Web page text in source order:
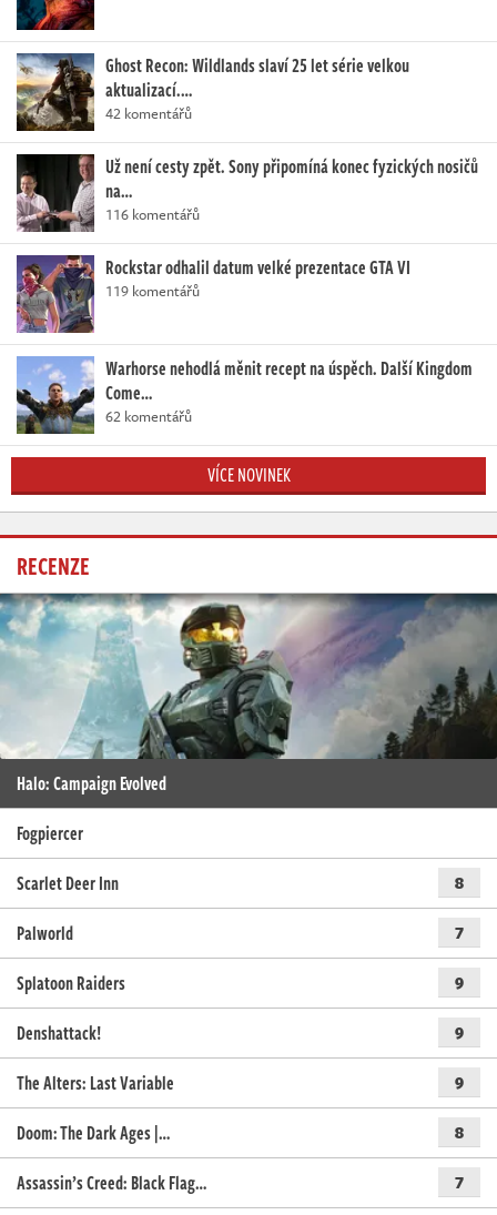
Ghost Recon: Wildlands slaví 25 let série velkou
aktualizací.…
42 komentářů
Už není cesty zpět. Sony připomíná konec fyzických nosičů
na…
116 komentářů
Rockstar odhalil datum velké prezentace GTA VI
119 komentářů
Warhorse nehodlá měnit recept na úspěch. Další Kingdom
Come…
62 komentářů
VÍCE NOVINEK
RECENZE
Halo: Campaign Evolved
Fogpiercer
Scarlet Deer Inn
8
Palworld 7
Splatoon Raiders 9
Denshattack! 9
The Alters: Last Variable 9
Doom: The Dark Ages |… 8
Assassin’s Creed: Black Flag… 7